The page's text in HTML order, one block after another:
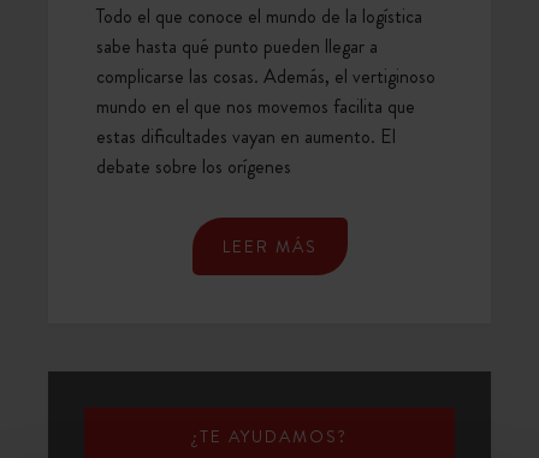
Todo el que conoce el mundo de la logística
sabe hasta qué punto pueden llegar a
complicarse las cosas. Además, el vertiginoso
mundo en el que nos movemos facilita que
estas dificultades vayan en aumento. El
debate sobre los orígenes
LEER MÁS
¿TE AYUDAMOS?